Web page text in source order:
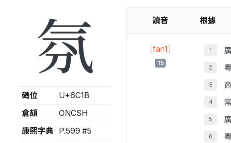
氛
碼位
U+6C1B
倉頡
ONCSH
康熙字典
P.599 #5
讀音 根據
[fan1]
15